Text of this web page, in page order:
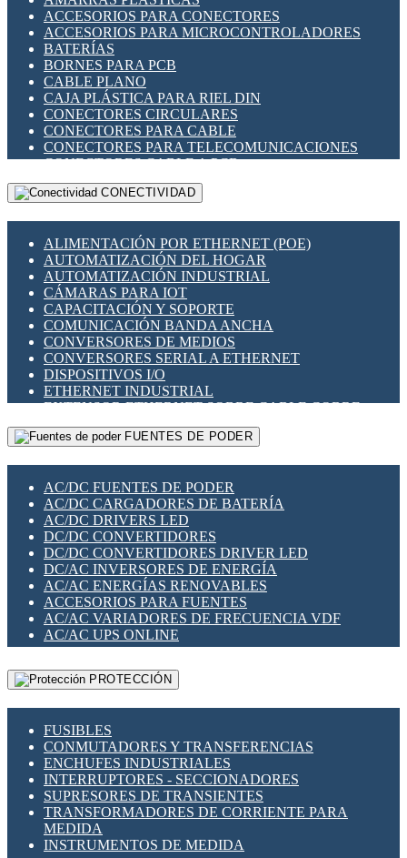
INDICADORES PARA PANEL
INTERFACES DE RELÉ
INTERRUPTORES FIN DE CARRERA
LLAVES CONMUTADORAS
MEDIDORES DE ENERGÍA Y TC'S DE CORRIENTE
MOTORES PASO A PASO
PANTALLAS HMI
PLC -CONTROLADORES LÓGICO PROGRAMABLES
PROGRAMADORES DE HORARIO
RELÉS DE PROTECCIÓN
SENSORES CAPACITIVOS
SENSORES INDUCTIVOS
TEMPORIZADORES
VARIACS
VARIADORES DE FRECUENCIA [VDF]
SECCIONADORES - INTERRUPTORES
MAQUINARIA
ACCESORIOS PARA CONECTORES
ACCESORIOS PARA MICROCONTROLADORES
BATERÍAS
BORNES PARA PCB
CABLE PLANO
CAJA PLÁSTICA PARA RIEL DIN
CONECTORES CIRCULARES
CONECTORES PARA CABLE
CONECTORES PARA TELECOMUNICACIONES
CONECTORES CABLE A PCB
CONECTORES PCB A CABLE
DIP SWITCHES
HERRAMIENTAS VARIAS
ILUMINACIÓN LED
INTERRUPTORES REED
INTERFACES DE RELÉ
OTROS RELÉS
PROTECCIÓN TÉRMICA
RELÉS AUTOMOTRICES
RELÉS DE SEÑAL
RELÉS DE ESTADO SÓLIDO SSR
RELÉS INDUSTRIALES
RELÉS MINIATURA DE POTENCIA
SENSORES MAGNÉTICOS
SWITCH Y MICROSWITCH
TARJETAS PI
UNIÓN Y DERIVACIÓN DE CABLE
CONECTIVIDAD
ALIMENTACIÓN POR ETHERNET (POE)
AUTOMATIZACIÓN DEL HOGAR
AUTOMATIZACIÓN INDUSTRIAL
CÁMARAS PARA IOT
CAPACITACIÓN Y SOPORTE
COMUNICACIÓN BANDA ANCHA
CONVERSORES DE MEDIOS
CONVERSORES SERIAL A ETHERNET
DISPOSITIVOS I/O
ETHERNET INDUSTRIAL
EXTENSOR ETHERNET SOBRE CABLE COBRE
GATEWAY LORAWAN
GESTIÓN DE REDES
PLACAS MODULARES IOT
SWITCHES Y REDES WIFI
SOLUCIONES IOT
SOLUCIONES LORAWAN
SOLUCIONES RED CELULAR
SEGURIDAD PARA REDES
SWITCHES LAN
TELEFONÍA IP (VOIP)
VIGILANCIA IP (CCTV)
MESHTASTIC
FUENTES DE PODER
AC/DC FUENTES DE PODER
AC/DC CARGADORES DE BATERÍA
AC/DC DRIVERS LED
DC/DC CONVERTIDORES
DC/DC CONVERTIDORES DRIVER LED
DC/AC INVERSORES DE ENERGÍA
AC/AC ENERGÍAS RENOVABLES
ACCESORIOS PARA FUENTES
AC/AC VARIADORES DE FRECUENCIA VDF
AC/AC UPS ONLINE
PROTECCIÓN
FUSIBLES
CONMUTADORES Y TRANSFERENCIAS
ENCHUFES INDUSTRIALES
INTERRUPTORES - SECCIONADORES
SUPRESORES DE TRANSIENTES
TRANSFORMADORES DE CORRIENTE PARA
MEDIDA
INSTRUMENTOS DE MEDIDA